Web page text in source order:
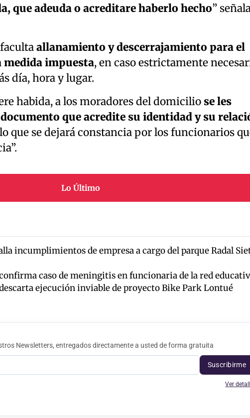
que adeuda o acreditare haberlo hecho”
allanamiento y descerrajamiento para el
impuesta, en caso estrictamente
día, hora y lugar.
habida, a los moradores del domicilio se les
que acredite su identidad y su
que se dejará constancia por los funcionarios
Lo Último
incumplimientos de empresa a cargo del parque Radal
caso de meningitis en funcionaria de la red
ejecución inviable de proyecto Bike Park Lontué
Newsletters, entregados directamente a usted de forma gratuita
Suscribirme
Ver